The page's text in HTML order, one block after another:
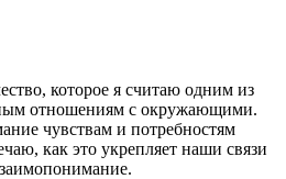
которое я считаю одним из
отношениям с окружающими.
чувствам и потребностям
как это укрепляет наши связи